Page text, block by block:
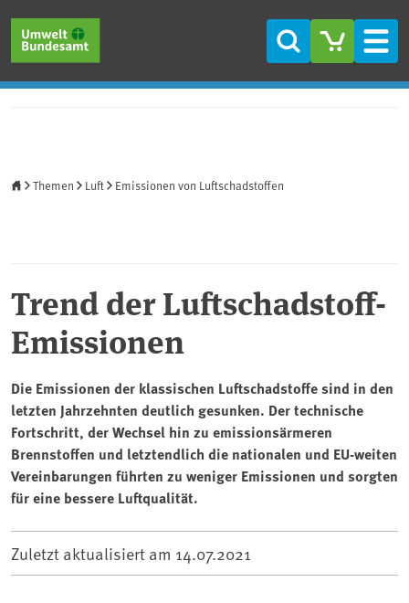
Suche
Themen Luft Emissionen von Luftschadstoffen
Trend der Luftschadstoff-
Emissionen
Die Emissionen der klassischen Luftschadstoffe sind in den
letzten Jahrzehnten deutlich gesunken. Der technische
Fortschritt, der Wechsel hin zu emissionsärmeren
Brennstoffen und letztendlich die nationalen und EU-weiten
Vereinbarungen führten zu weniger Emissionen und sorgten
für eine bessere Luftqualität.
Zuletzt aktualisiert am 14.07.2021